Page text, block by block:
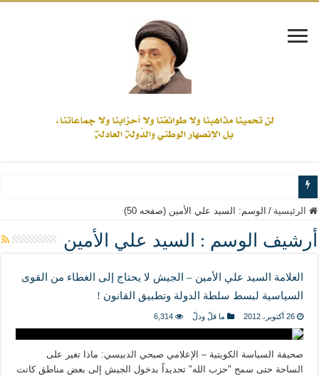
www.alamine.net
مواقف وآراء العلاّمة السيد علي الأمين من الأحداث والقضايا - اضغط للاطلاع
إذا كان التسنن هو الإيمان بسنة رسول الله ( صلى الله عليه وآله) فكلّ
علاقات المذاهب والأديان لا يجوز أن تكون على حساب الأوطان
لن تحمينا مذاهبنا ولا طوائفنا ولا أحزابنا ولا جماعاتنا، بل الإنصهار الوطني والدولة
المذاهب ليست قدرًا لا يمكن تجاوزه
المتهاون بوطنه متهاون بدينه حتماً
الرئيسية / الوسم: السيد علي الأمين (صفحه 50)
أرشيف الوسم : السيد علي الأمين
العلامة السيد علي الأمين – الجيش لا يحتاج إلى الغطاء من القوى
السياسية لبسط سلطة الدولة وتطبيق القانون !
26 أكتوبر، 2012 ما قلّ ودلّ 6,314
صحيفة السياسة الكويتية – الإعلامي صبحي الدبيسي: ماذا تغير على
الساحة حتى سمح "حزب الله" تحديداً بدخول الجيش إلى بعض مناطق كانت